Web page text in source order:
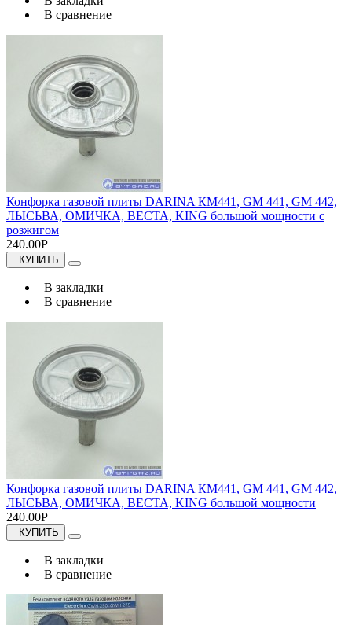
В сравнение
Конфорка газовой плиты DARINA КМ441, GM 441, GM 442,
ЛЫСЬВА, ОМИЧКА, ВЕСТА, KING большой мощности с
розжигом
240.00Р
КУПИТЬ
В закладки
В сравнение
Конфорка газовой плиты DARINA КМ441, GM 441, GM 442,
ЛЫСЬВА, ОМИЧКА, ВЕСТА, KING большой мощности
240.00Р
КУПИТЬ
В закладки
В сравнение